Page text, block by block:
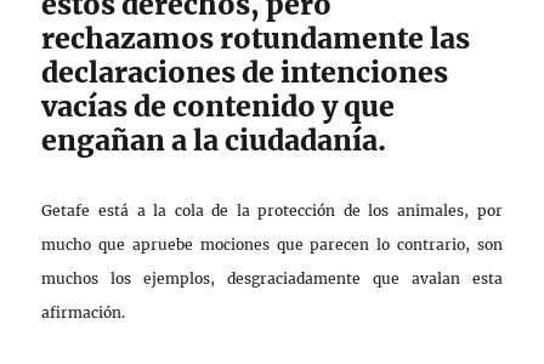
rechazamos rotundamente las
declaraciones de intenciones
vacías de contenido y que
engañan a la ciudadanía.
Getafe está a la cola de la protección de los animales, por
mucho que apruebe mociones que parecen lo contrario, son
muchos los ejemplos, desgraciadamente que avalan esta
afirmación.